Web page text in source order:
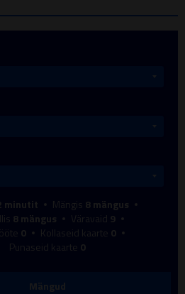
minutit Mängis 8 mängus
8 mängus Väravaid 9
0 Kollaseid kaarte 0
Punaseid kaarte 0
Mängud